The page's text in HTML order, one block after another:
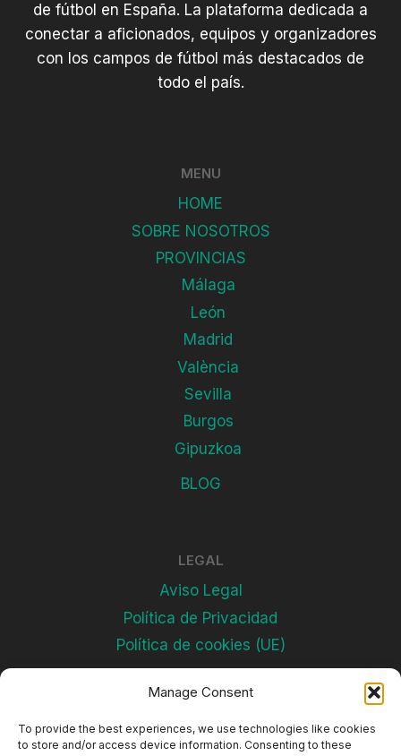
Manage Consent
To provide the best experiences, we use technologies like cookies
to store and/or access device information. Consenting to these
de fútbol en España. La plataforma dedicada a
conectar a aficionados, equipos y organizadores
con los campos de fútbol más destacados de
todo el país.
MENU
HOME
SOBRE NOSOTROS
PROVINCIAS
Málaga
León
Madrid
València
Sevilla
Burgos
Gipuzkoa
BLOG
LEGAL
Aviso Legal
Política de Privacidad
Política de cookies (UE)
Subscríbete